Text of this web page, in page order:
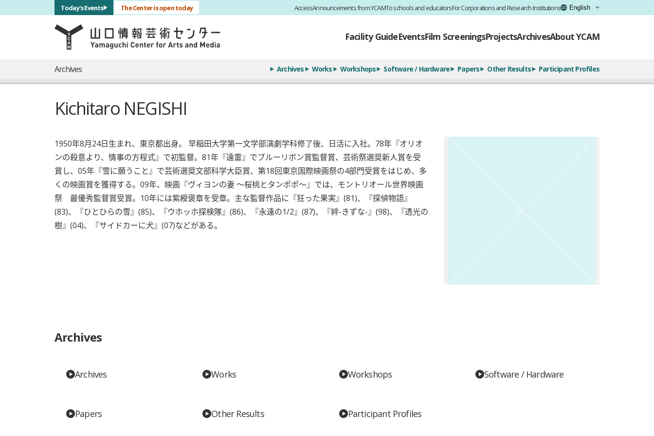
skip to main content The Center is open today
Today's Events AccessAnnouncements from YCAMTo schools and educatorsFor Corporations and Research Institutions
言語を切り替える
メインナビゲーション
Facility GuideEventsFilm ScreeningsProjectsArchivesAbout YCAM
Archives Archives Works Workshops Software / Hardware Papers Other Results Participant Profiles
Kichitaro NEGISHI
1950年8月24日生まれ、東京都出身。 早稲田大学第一文学部演劇学科修了後、日活に入社。78年『オリオ
ンの殺意より、情事の方程式』で初監督。81年『遠雷』でブルーリボン賞監督賞、芸術祭選奨新人賞を受
賞し、05年『雪に願うこと』で芸術選奨文部科学大臣賞、第18回東京国際映画祭の4部門受賞をはじめ、多
くの映画賞を獲得する。09年、映画『ヴィヨンの妻 ～桜桃とタンポポ～』では、モントリオール世界映画
祭 最優秀監督賞受賞。10年には紫綬褒章を受章。主な監督作品に『狂った果実』(81)、『探偵物語』
(83)、『ひとひらの雪』(85)、『ウホッホ探検隊』(86)、『永遠の1/2』(87)、『絆-きずな-』(98)、『透光の
樹』(04)、『サイドカーに犬』(07)などがある。
Archives
Archives Works Workshops Software / Hardware
Papers Other Results Participant Profiles